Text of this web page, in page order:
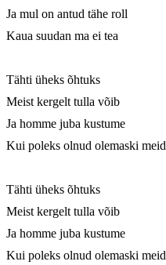
Ja mul on antud tähe roll
Kaua suudan ma ei tea
Tähti üheks õhtuks
Meist kergelt tulla võib
Ja homme juba kustume
Kui poleks olnud olemaski meid
Tähti üheks õhtuks
Meist kergelt tulla võib
Ja homme juba kustume
Kui poleks olnud olemaski meid